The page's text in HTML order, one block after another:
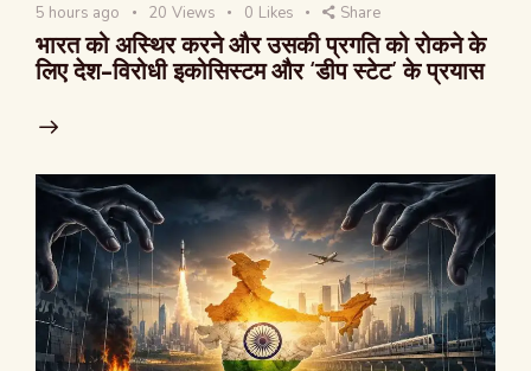
5 hours ago 20 Views 0 Likes Share
भारत को अस्थिर करने और उसकी प्रगति को रोकने के
लिए देश-विरोधी इकोसिस्टम और ‘डीप स्टेट’ के प्रयास